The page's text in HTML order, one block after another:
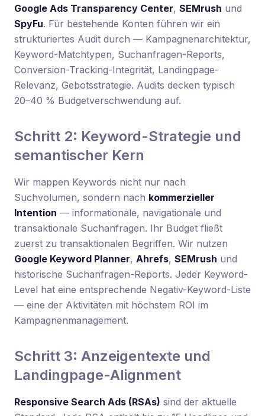
Google Ads Transparency Center, SEMrush und
SpyFu. Für bestehende Konten führen wir ein
strukturiertes Audit durch — Kampagnenarchitektur,
Keyword-Matchtypen, Suchanfragen-Reports,
Conversion-Tracking-Integrität, Landingpage-
Relevanz, Gebotsstrategie. Audits decken typisch
20–40 % Budgetverschwendung auf.
Schritt 2: Keyword-Strategie und
semantischer Kern
Wir mappen Keywords nicht nur nach
Suchvolumen, sondern nach kommerzieller
Intention — informationale, navigationale und
transaktionale Suchanfragen. Ihr Budget fließt
zuerst zu transaktionalen Begriffen. Wir nutzen
Google Keyword Planner, Ahrefs, SEMrush und
historische Suchanfragen-Reports. Jeder Keyword-
Level hat eine entsprechende Negativ-Keyword-Liste
— eine der Aktivitäten mit höchstem ROI im
Kampagnenmanagement.
Schritt 3: Anzeigentexte und
Landingpage-Alignment
Responsive Search Ads (RSAs) sind der aktuelle